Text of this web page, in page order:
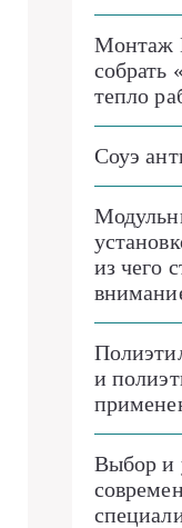
Монтаж
собрать
тепло
Соуэ
из чего
и
Выбор и